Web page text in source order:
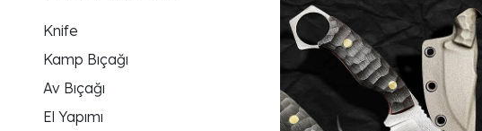
Knife
Kamp Bıçağı
Av Bıçağı
El Yapımı